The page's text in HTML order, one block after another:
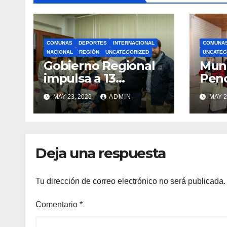
COMUNAS DEPORTES
INTERNACIONAL
NACIONAL
REGIÓN UNCATEGORIZED
Gobierno Regional
impulsa a 13
deportistas que
llevarán la bandera
maulina a
MAY 23, 2026 ADMIN MAY
Deja una respuesta
Tu dirección de correo electrónico no será publicada.
Comentario *